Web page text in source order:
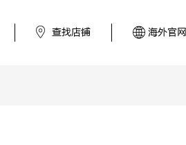
查找店铺 海外官网